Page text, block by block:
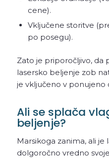
cene).
Vključene storitve
po posegu).
Zato je priporočljivo, da
lasersko beljenje zob
je vključeno v ponujeno
Ali se splača
beljenje?
Marsikoga zanima, ali
dolgoročno vredno